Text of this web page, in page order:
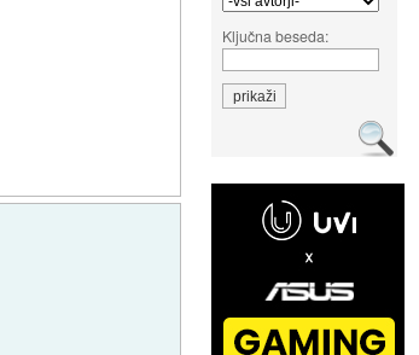
Ključna beseda: